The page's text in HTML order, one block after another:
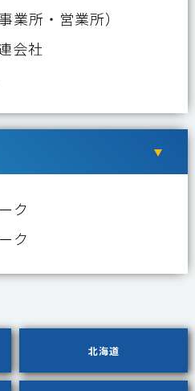
業所・営業所）
会社
ク
ク
北海道